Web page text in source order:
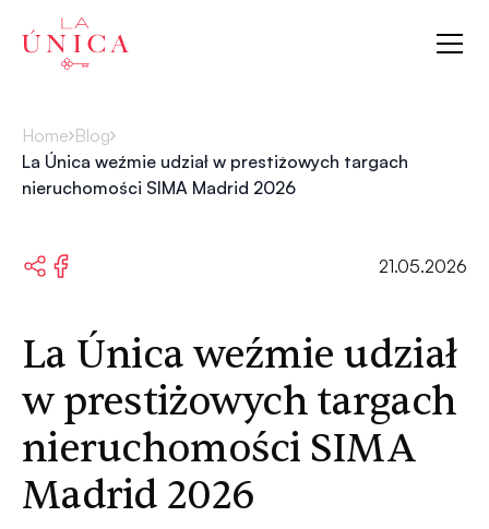
La Única
Home Blog
La Única weźmie udział w prestiżowych targach
nieruchomości SIMA Madrid 2026
21.05.2026
La Única weźmie udział
w prestiżowych targach
nieruchomości SIMA
Madrid 2026